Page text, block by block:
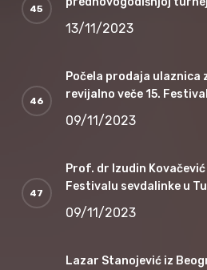
13/11/2023
Počela prodaja ulaznica
revijalno veče 15.
09/11/2023
Prof. dr Izudin Kovačević
Festivalu sevdalinke u
09/11/2023
Lazar Stanojević iz